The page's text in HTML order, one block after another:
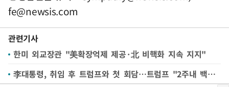
fe@newsis.com
관련기사
한미 외교장관 "美확장억제 제공·北 비핵화 지속 지지"
李대통령, 취임 후 트럼프와 첫 회담…트럼프 "2주내 백악관서"